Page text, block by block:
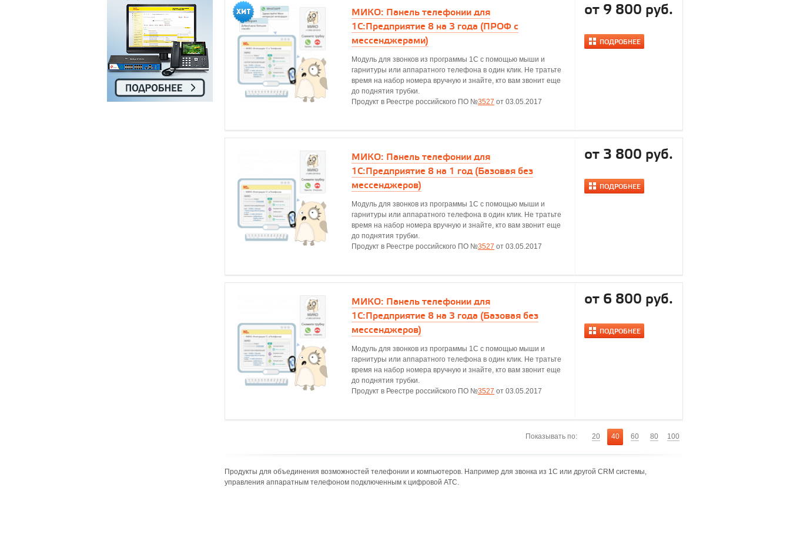
МИКО: Панель телефонии для
1С:Предприятие 8 на 3 года (ПРОФ с
мессенджерами)
Модуль для звонков из программы 1С с помощью мыши и
гарнитуры или аппаратного телефона в один клик. Не тратьте
время на набор номера вручную и знайте, кто вам звонит еще
до поднятия трубки.
Продукт в Реестре российского ПО №3527 от 03.05.2017
от 9 800 руб.
ПОДРОБНЕЕ
МИКО: Панель телефонии для
1С:Предприятие 8 на 1 год (Базовая без
мессенджеров)
Модуль для звонков из программы 1С с помощью мыши и
гарнитуры или аппаратного телефона в один клик. Не тратьте
время на набор номера вручную и знайте, кто вам звонит еще
до поднятия трубки.
Продукт в Реестре российского ПО №3527 от 03.05.2017
от 3 800 руб.
ПОДРОБНЕЕ
МИКО: Панель телефонии для
1С:Предприятие 8 на 3 года (Базовая без
мессенджеров)
Модуль для звонков из программы 1С с помощью мыши и
гарнитуры или аппаратного телефона в один клик. Не тратьте
время на набор номера вручную и знайте, кто вам звонит еще
до поднятия трубки.
Продукт в Реестре российского ПО №3527 от 03.05.2017
от 6 800 руб.
ПОДРОБНЕЕ
Показывать по: 20 40 60 80 100
Продукты для объединения возможностей телефонии и компьютеров. Например для звонка из 1С или другой CRM системы,
управления аппаратным телефоном подключенным к цифровой АТС.